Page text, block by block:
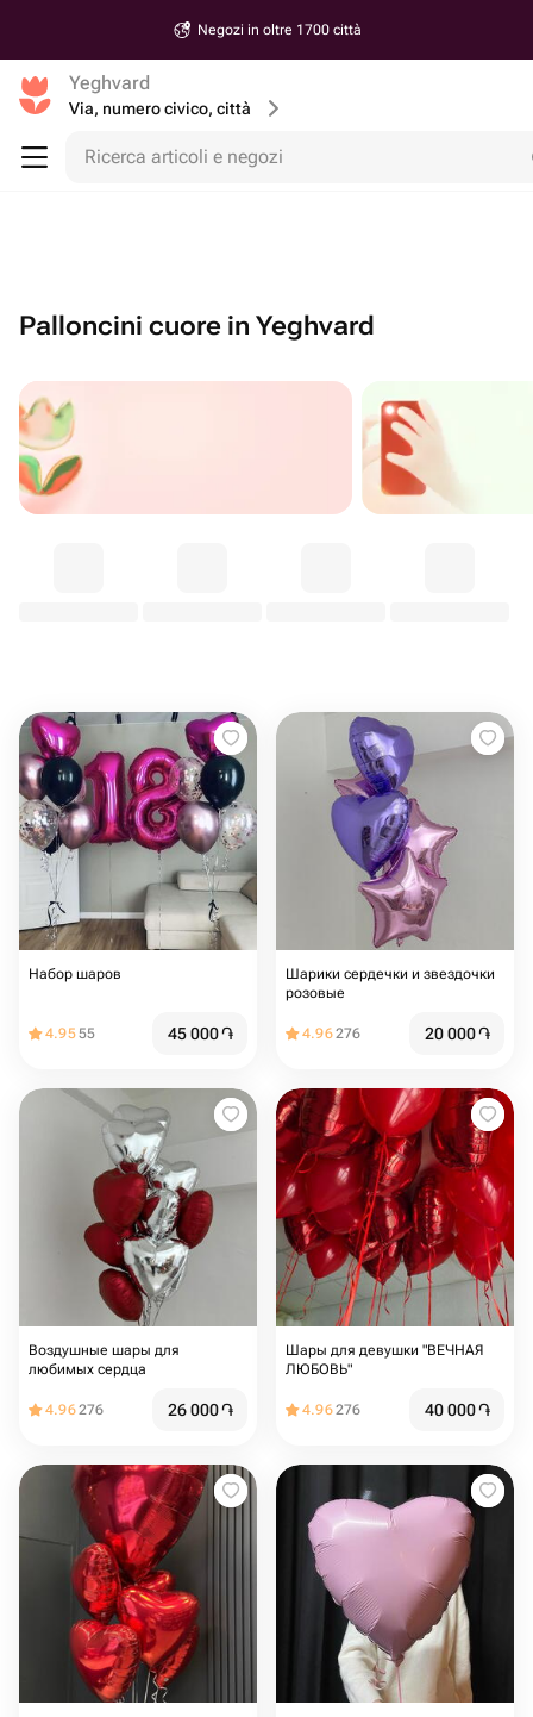
Negozi in oltre 1700 città
Yeghvard
Via, numero civico, città
Ricerca articoli e negozi
Palloncini cuore in Yeghvard
Набор шаров
4.9555 45 000֏
Шарики сердечки и звездочки
розовые
4.96276 20 000֏
Воздушные шары для
любимых сердца
4.96276 26 000֏
Шары для девушки "ВЕЧНАЯ
ЛЮБОВЬ"
4.96276 40 000֏